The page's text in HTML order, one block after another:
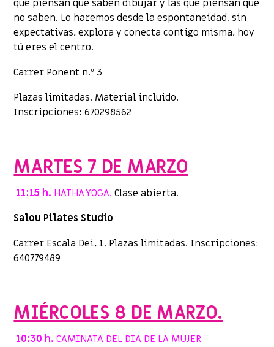
que piensan que saben dibujar y las que piensan que
no saben. Lo haremos desde la espontaneidad, sin
expectativas, explora y conecta contigo misma, hoy
tú eres el centro.
Carrer Ponent n.º 3
Plazas limitadas. Material incluido.
Inscripciones: 670298562
MARTES 7 DE MARZO
11:15 h. HATHA YOGA. Clase abierta.
Salou Pilates Studio
Carrer Escala Dei, 1. Plazas limitadas. Inscripciones:
640779489
MIÉRCOLES 8 DE MARZO.
10:30 h.CAMINATA DEL DIA DE LA MUJER